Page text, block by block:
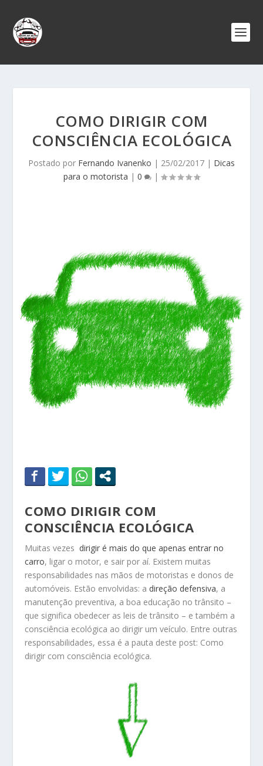
COMO DIRIGIR COM
CONSCIÊNCIA ECOLÓGICA
Postado por Fernando Ivanenko | 25/02/2017 | Dicas
para o motorista | 0 |
COMO DIRIGIR COM
CONSCIÊNCIA ECOLÓGICA
Muitas vezes dirigir é mais do que apenas entrar no
carro, ligar o motor, e sair por aí. Existem muitas
responsabilidades nas mãos de motoristas e donos de
automóveis. Estão envolvidas: a direção defensiva, a
manutenção preventiva, a boa educação no trânsito –
que significa obedecer as leis de trânsito – e também a
consciência ecológica ao dirigir um veículo. Entre outras
responsabilidades, essa é a pauta deste post: Como
dirigir com consciência ecológica.